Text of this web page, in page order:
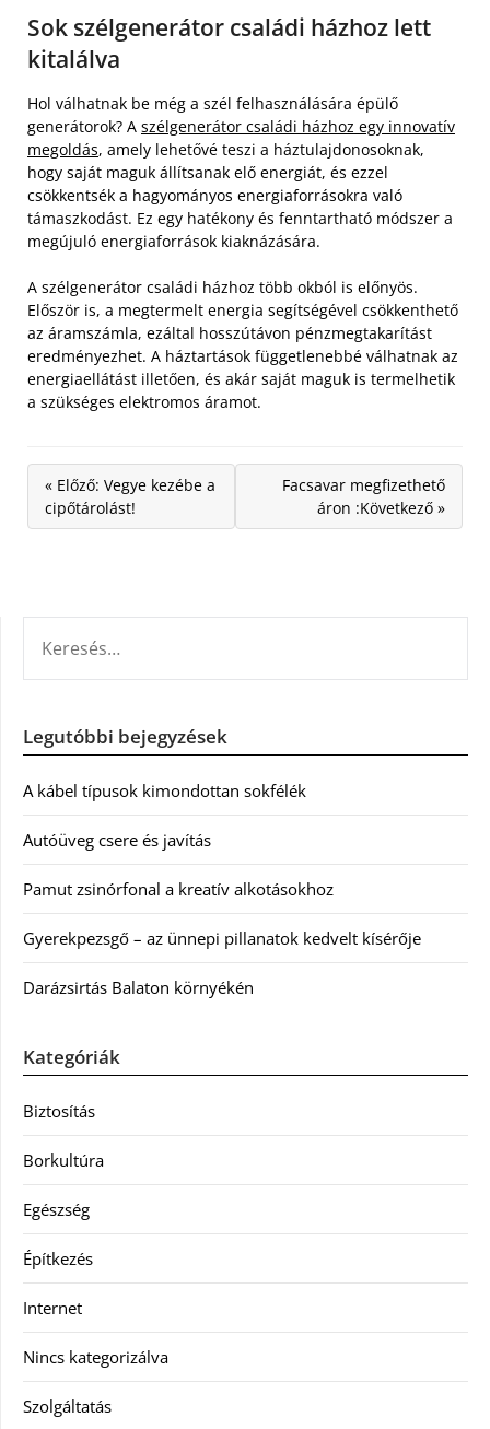
Sok szélgenerátor családi házhoz lett
kitalálva
Hol válhatnak be még a szél felhasználására épülő
generátorok? A szélgenerátor családi házhoz egy innovatív
megoldás, amely lehetővé teszi a háztulajdonosoknak,
hogy saját maguk állítsanak elő energiát, és ezzel
csökkentsék a hagyományos energiaforrásokra való
támaszkodást. Ez egy hatékony és fenntartható módszer a
megújuló energiaforrások kiaknázására.
A szélgenerátor családi házhoz több okból is előnyös.
Először is, a megtermelt energia segítségével csökkenthető
az áramszámla, ezáltal hosszútávon pénzmegtakarítást
eredményezhet. A háztartások függetlenebbé válhatnak az
energiaellátást illetően, és akár saját maguk is termelhetik
a szükséges elektromos áramot.
« Előző: Vegye kezébe a
cipőtárolást!
Facsavar megfizethető
áron :Következő »
Legutóbbi bejegyzések
A kábel típusok kimondottan sokfélék
Autóüveg csere és javítás
Pamut zsinórfonal a kreatív alkotásokhoz
Gyerekpezsgő – az ünnepi pillanatok kedvelt kísérője
Darázsirtás Balaton környékén
Kategóriák
Biztosítás
Borkultúra
Egészség
Építkezés
Internet
Nincs kategorizálva
Szolgáltatás